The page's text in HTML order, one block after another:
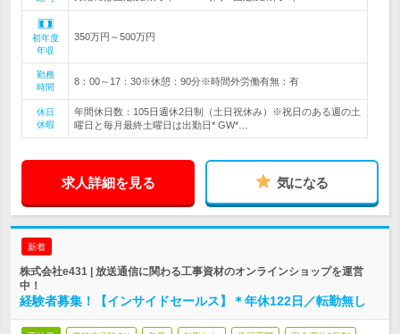
初年度
年収
350万円～500万円
勤務
時間
8：00～17：30※休憩：90分※時間外労働有無：有
休日
休暇
年間休日数：105日週休2日制（土日祝休み）※祝日のある週の土
曜日と毎月最終土曜日は出勤日* GW*…
求人詳細を見る 気になる
新着
株式会社e431 | 放送通信に関わる工事資材のオンラインショップを運営
中！
経験者募集！【インサイドセールス】＊年休122日／転勤無し